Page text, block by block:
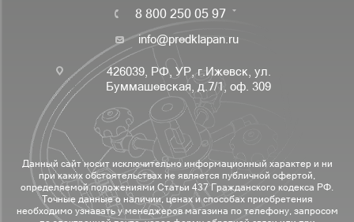
8 800 250 05 97
info@predklapan.ru
426039, РФ, УР, г.Ижевск, ул.
Буммашевская, д.7/1, оф. 309
Данный сайт носит исключительно информационный характер и ни
при каких обстоятельствах не является публичной офертой,
определяемой положениями Статьи 437 Гражданского кодекса РФ.
Точные данные о наличии, ценах и способах приобретения
необходимо узнавать у менеджеров магазина по телефону, запросом